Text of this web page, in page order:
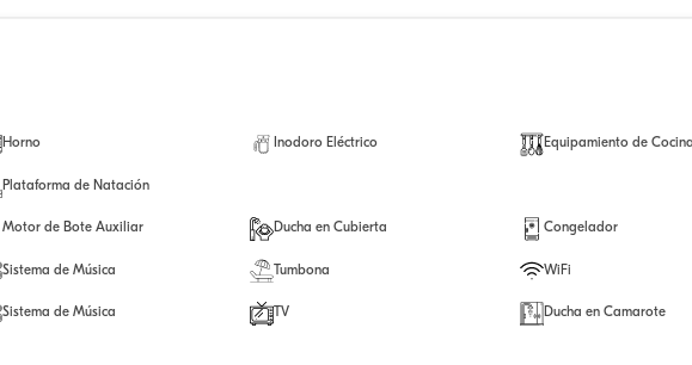
Horno Inodoro Eléctrico Equipamiento de
Plataforma de Natación
Motor de Bote Auxiliar Ducha en Cubierta Congelador
Sistema de Música Tumbona WiFi
Sistema de Música TV Ducha en Camarote